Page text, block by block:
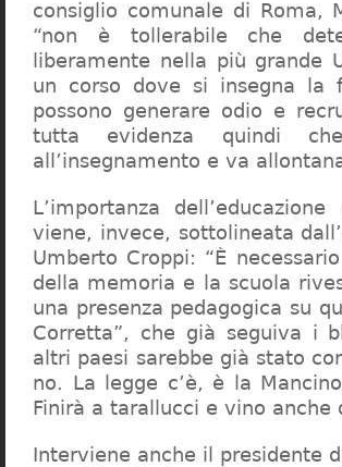
consiglio comunale di Roma,
“non è tollerabile che
liberamente nella più grande
un corso dove si insegna la
possono generare odio e
tutta evidenza quindi
all’insegnamento e va
L’importanza
viene, invece, sottolineata
Umberto Croppi: “È
della memoria e la scuola
una presenza pedagogica su
Corretta”, che già seguiva i
altri paesi sarebbe già stato
no. La legge c’è, è la
Finirà a tarallucci e vino anche
Interviene anche il presidente